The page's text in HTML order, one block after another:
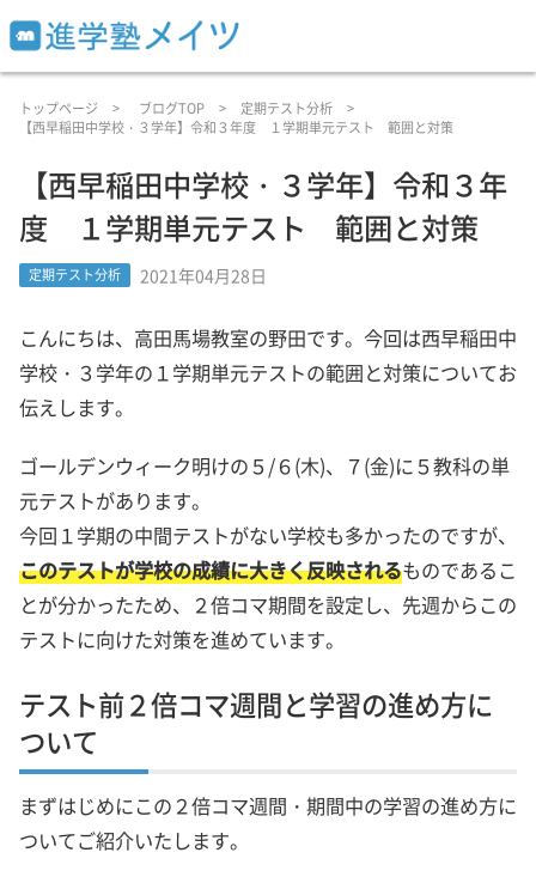
トップページ ブログTOP
定期テスト分析
【西早稲田中学校・３学年】令和３年度 １学期単元テスト 範囲と対策
【西早稲田中学校・３学年】令和３年
度 １学期単元テスト 範囲と対策
定期テスト分析 2021年04月28日
こんにちは、高田馬場教室の野田です。今回は西早稲田中
学校・３学年の１学期単元テストの範囲と対策についてお
伝えします。
ゴールデンウィーク明けの５/６(木)、７(金)に５教科の単
元テストがあります。
今回１学期の中間テストがない学校も多かったのですが、
このテストが学校の成績に大きく反映されるものであるこ
とが分かったため、２倍コマ期間を設定し、先週からこの
テストに向けた対策を進めています。
テスト前２倍コマ週間と学習の進め方に
ついて
まずはじめにこの２倍コマ週間・期間中の学習の進め方に
ついてご紹介いたします。